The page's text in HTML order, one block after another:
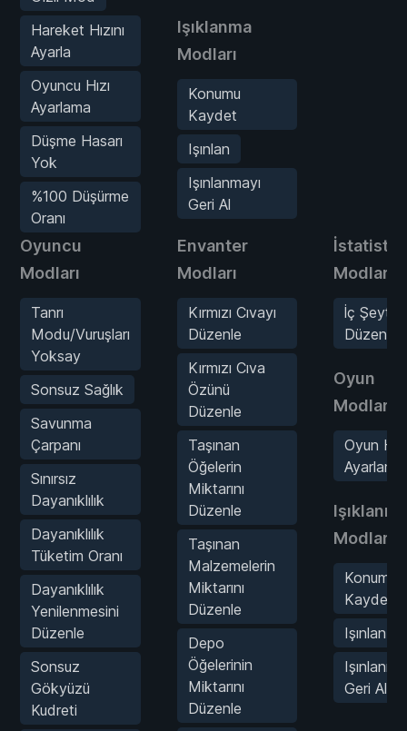
Hareket Hızını
Ayarla
Oyuncu Hızı
Ayarlama
Düşme Hasarı
Yok
%100 Düşürme
Oranı
Işıklanma
Modları
Konumu
Kaydet
Işınlan
Işınlanmayı
Geri Al
Oyuncu
Modları
Tanrı
Modu/Vuruşları
Yoksay
Sonsuz Sağlık
Savunma
Çarpanı
Sınırsız
Dayanıklılık
Dayanıklılık
Tüketim Oranı
Dayanıklılık
Yenilenmesini
Düzenle
Sonsuz
Gökyüzü
Kudreti
Envanter
Modları
Kırmızı Cıvayı
Düzenle
Kırmızı Cıva
Özünü
Düzenle
Taşınan
Öğelerin
Miktarını
Düzenle
Taşınan
Malzemelerin
Miktarını
Düzenle
Depo
Öğelerinin
Miktarını
Düzenle
İstatistik
Modları
İç
Düzenle
Oyun
Modları
Oyun Hızı
Ayarlama
Işıklanma
Modları
Konumu
Kaydet
Işınlan
Geri Al